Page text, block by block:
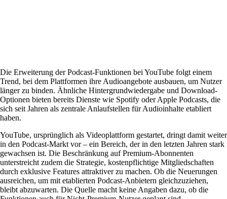
Die Erweiterung der Podcast-Funktionen bei YouTube folgt einem
Trend, bei dem Plattformen ihre Audioangebote ausbauen, um Nutzer
länger zu binden. Ähnliche Hintergrundwiedergabe und Download-
Optionen bieten bereits Dienste wie Spotify oder Apple Podcasts, die
sich seit Jahren als zentrale Anlaufstellen für Audioinhalte etabliert
haben.
YouTube, ursprünglich als Videoplattform gestartet, dringt damit weiter
in den Podcast-Markt vor – ein Bereich, der in den letzten Jahren stark
gewachsen ist. Die Beschränkung auf Premium-Abonnenten
unterstreicht zudem die Strategie, kostenpflichtige Mitgliedschaften
durch exklusive Features attraktiver zu machen. Ob die Neuerungen
ausreichen, um mit etablierten Podcast-Anbietern gleichzuziehen,
bleibt abzuwarten. Die Quelle macht keine Angaben dazu, ob die